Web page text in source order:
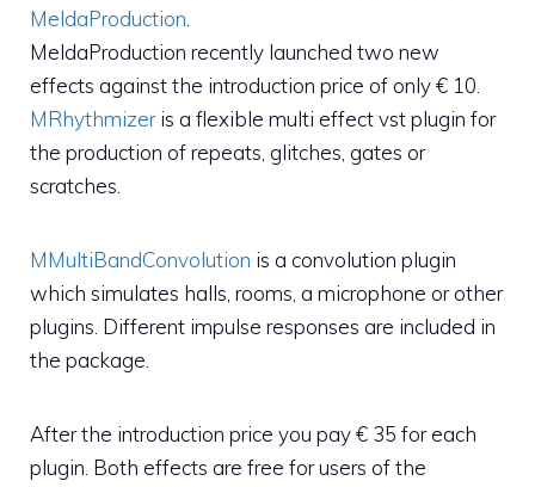
MeldaProduction.
MeldaProduction recently launched two new
effects against the introduction price of only € 10.
MRhythmizeris a flexible multi effect vst plugin for
the production of repeats, glitches, gates or
scratches.
MMultiBandConvolution is a convolution plugin
which simulates halls, rooms, a microphone or other
plugins. Different impulse responses are included in
the package.
After the introduction price you pay € 35 for each
plugin. Both effects are free for users of the